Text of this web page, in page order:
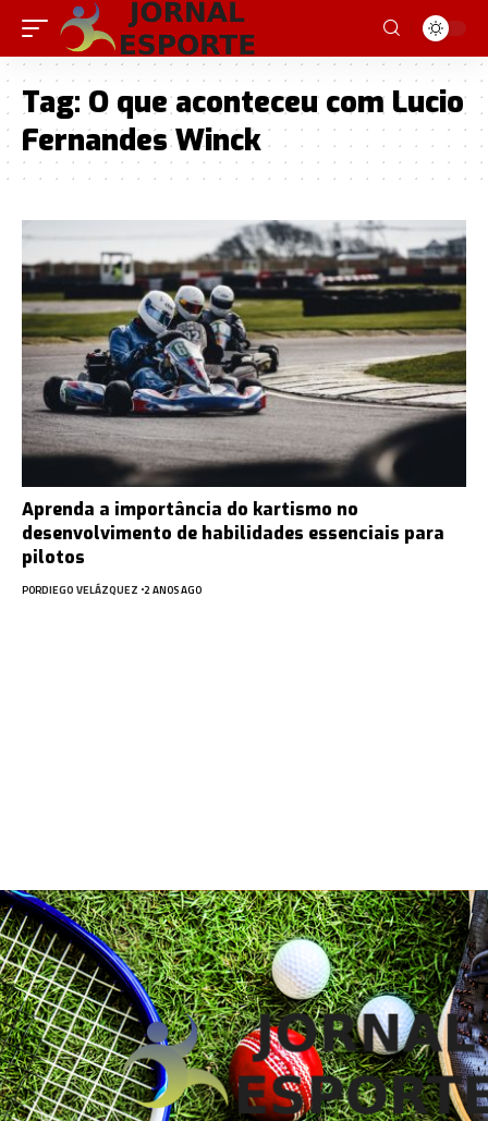
Tag: O que aconteceu com Lucio
Fernandes Winck
Aprenda a importância do kartismo no
desenvolvimento de habilidades essenciais para
pilotos
PORDIEGO VELÁZQUEZ 2 ANOS AGO